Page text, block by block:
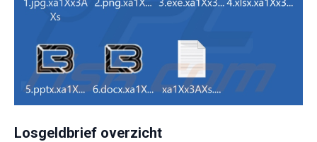
Losgeldbrief overzicht